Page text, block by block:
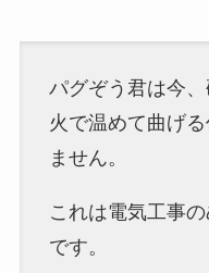
パグぞう君は今
火で温めて曲げ
ません。
これは電気工事
です。